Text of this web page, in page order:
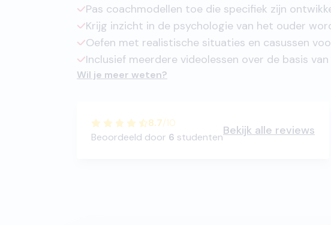
Pas coachmodellen toe die specifiek zijn
Krijg inzicht in de psychologie van het ouder
Oefen met realistische situaties en casussen
Inclusief meerdere videolessen over de basis
Wil je meer weten?
8.7/10
Beoordeeld door 6 studentenBekijk alle reviews